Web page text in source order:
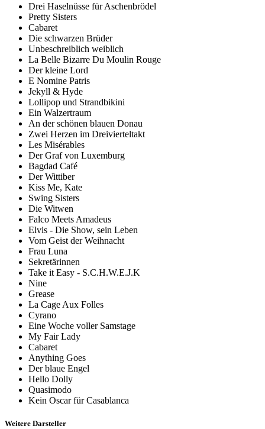
Drei Haselnüsse für Aschenbrödel
Pretty Sisters
Cabaret
Die schwarzen Brüder
Unbeschreiblich weiblich
La Belle Bizarre Du Moulin Rouge
Der kleine Lord
E Nomine Patris
Jekyll & Hyde
Lollipop und Strandbikini
Ein Walzertraum
An der schönen blauen Donau
Zwei Herzen im Dreivierteltakt
Les Misérables
Der Graf von Luxemburg
Bagdad Café
Der Wittiber
Kiss Me, Kate
Swing Sisters
Die Witwen
Falco Meets Amadeus
Elvis - Die Show, sein Leben
Vom Geist der Weihnacht
Frau Luna
Sekretärinnen
Take it Easy - S.C.H.W.E.J.K
Nine
Grease
La Cage Aux Folles
Cyrano
Eine Woche voller Samstage
My Fair Lady
Cabaret
Anything Goes
Der blaue Engel
Hello Dolly
Quasimodo
Kein Oscar für Casablanca
Weitere Darsteller